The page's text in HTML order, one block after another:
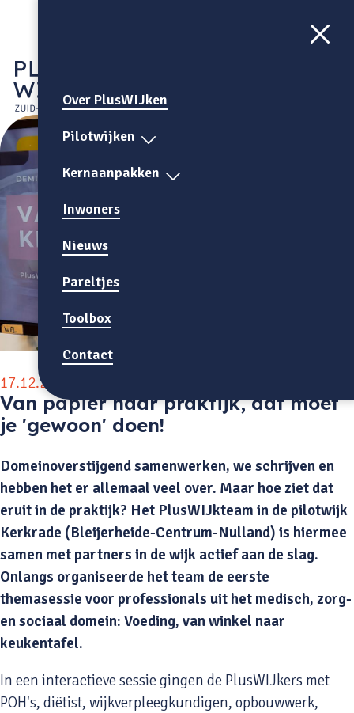
Over PlusWIJken
Pilotwijken
Kernaanpakken
Inwoners
Nieuws
Pareltjes
Toolbox
Contact
CONTRAST AAN
17.12.2025
Van papier naar praktijk, dat moet
je 'gewoon' doen!
Domeinoverstijgend samenwerken, we schrijven en
hebben het er allemaal veel over. Maar hoe ziet dat
eruit in de praktijk? Het PlusWIJkteam in de pilotwijk
Kerkrade (Bleijerheide-Centrum-Nulland) is hiermee
samen met partners in de wijk actief aan de slag.
Onlangs organiseerde het team de eerste
themasessie voor professionals uit het medisch, zorg-
en sociaal domein: Voeding, van winkel naar
keukentafel.
In een interactieve sessie gingen de PlusWIJkers met
POH's, diëtist, wijkverpleegkundigen, opbouwwerk,